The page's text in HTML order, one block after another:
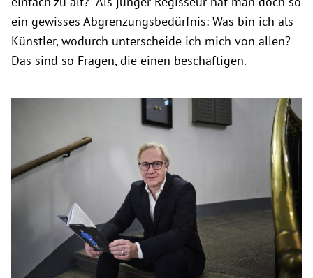
ein gewisses Abgrenzungsbedürfnis: Was bin ich als
Künstler, wodurch unterscheide ich mich von allen?
Das sind so Fragen, die einen beschäftigen.